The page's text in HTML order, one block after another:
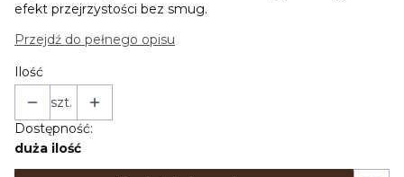
efekt przejrzystości bez smug.
Przejdź do pełnego opisu
Ilość
szt.
Dostępność:
duża ilość